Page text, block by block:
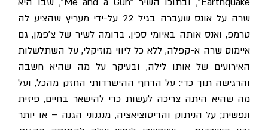
שרה על אונס שעברה בגיל 22 על-ידי מעריץ שהציע לה
טרמפ, ואנס אותה באיומי סכין. בדומה לשיר של צ'פמן, גם
איימוס שרה א-קפלה, ללא כל ליווי מוזיקלי, על השתלשלות
האירועים של אותו לילה, ובעיקר על מה שהיא חשבה
והרגישה תוך כדי: על הדחף ההישרדותי החזק מהכל, ועל
מה שהיא היתה צריכה לעשות כדי להישאר בחיים, פיזית
ונפשית; על הניתוק והדיסוציאציה, מנגנוני הגנה – או יותר